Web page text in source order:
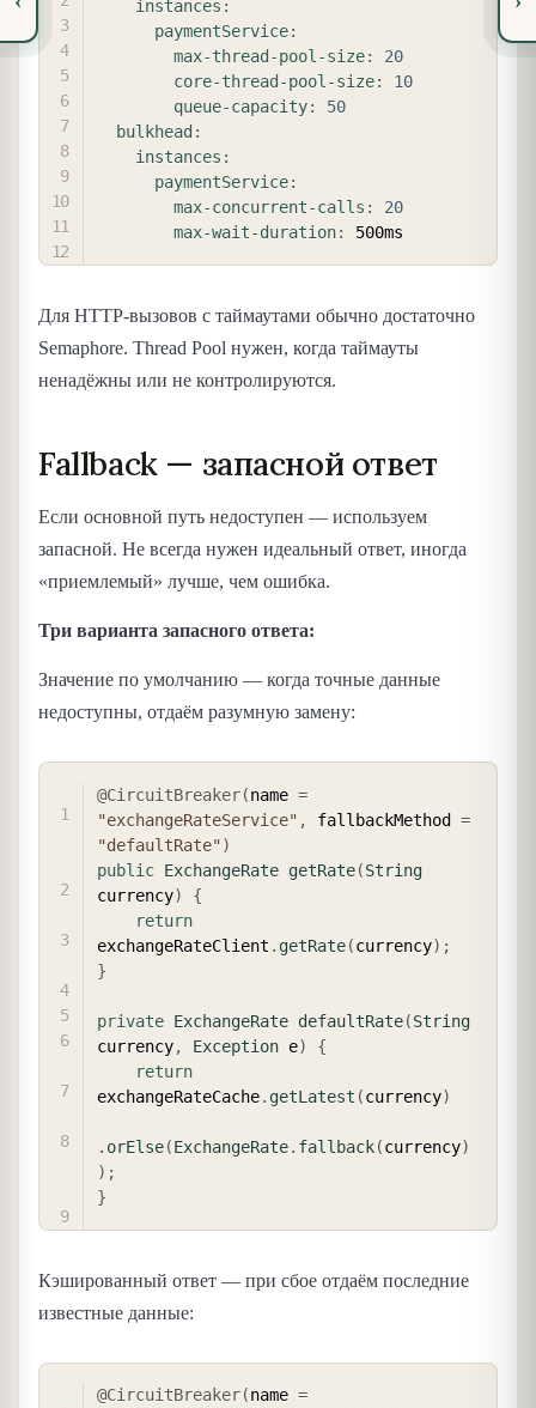
instances :
paymentService:
max-thread-pool-size:
20
core-thread-pool-size:
10
queue-capacity:
50
bulkhead :
instances :
paymentService:
max-concurrent-calls :
20
max-wait-duration:
Для HTTP-вызовов с таймаутами обычно достаточно
Semaphore. Thread Pool нужен, когда таймауты
ненадёжны или не контролируются.
Fallback — запасной ответ
Если основной путь недоступен — используем
запасной. Не всегда нужен идеальный ответ, иногда
«приемлемый» лучше, чем ошибка.
Три варианта запасного ответа:
Значение по умолчанию — когда точные данные
недоступны, отдаём разумную замену:
@CircuitBreaker(name =
"exchangeRateService" , fallbackMethod =
"defaultRate")
public ExchangeRate getRate(String
currency)
{
return
exchangeRateClient . getRate(currency) ;
}
private ExchangeRate defaultRate(String
currency, Exception e)
{
return
exchangeRateCache. getLatest (currency)
. orElse(ExchangeRate. fallback(currency)
) ;
}
Кэшированный ответ — при сбое отдаём последние
известные данные:
@CircuitBreaker(name =